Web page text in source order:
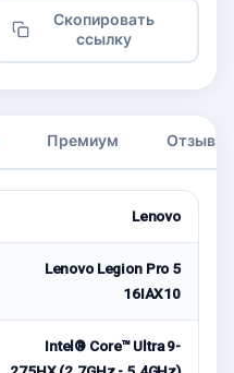
Скопировать
ссылку
Премиум Отзывы
Lenovo
Lenovo Legion Pro 5
16IAX10
Intel® Core™ Ultra 9-